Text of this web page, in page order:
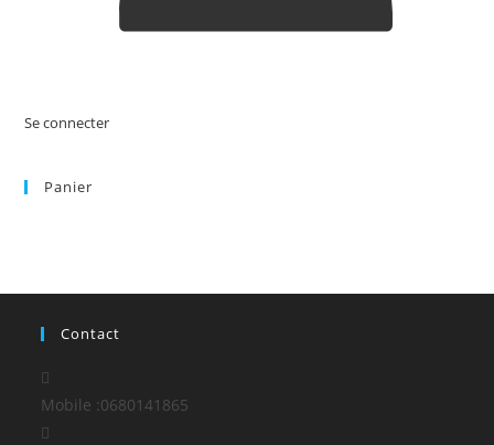
Se connecter
Panier
Contact
Mobile :0680141865